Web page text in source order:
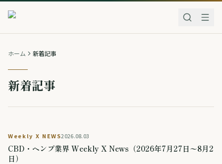
ホーム 新着記事
新着記事
Weekly X NEWS2026.08.03
CBD・ヘンプ業界 Weekly X News（2026年7月27日〜8月2
日）